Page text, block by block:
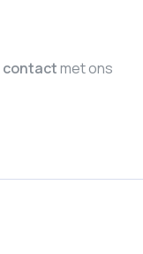
contactmet ons